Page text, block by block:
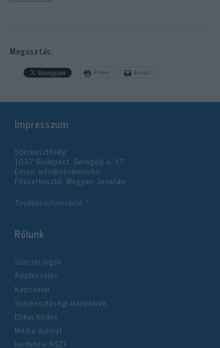
Megosztás:
Print Email
Impresszum
Szerkesztőség:
1037 Budapest, Seregély u. 17.
Email: info@neokohn.hu
Főszerkesztő: Megyeri Jonatán
További információ »
Rólunk
Szerzői jogok
Adatkezelés
Kapcsolat
Szerkesztőségi irányelvek
Etikai Kódex
Média ajánlat
Hirdetési ÁSZF